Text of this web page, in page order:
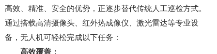
高效、精准、安全的优势，正逐步替代传统人工巡检方式。
通过搭载高清摄像头、红外热成像仪、激光雷达等专业设
备，无人机可轻松完成以下任务：
高效覆盖：